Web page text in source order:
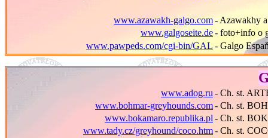
www.azawakh-galgo.com- Azawakhy
www.galgoseite.de- foto+info o
www.pawpeds.com/cgi-bin/GAL - Galgo
www.adog.ru - Ch. st.
www.bohmar-greyhounds.com- Ch. st.
www.bokamaro.republika.pl - Ch. st.
www.tady.cz/greyhound/coco.htm- Ch. st.